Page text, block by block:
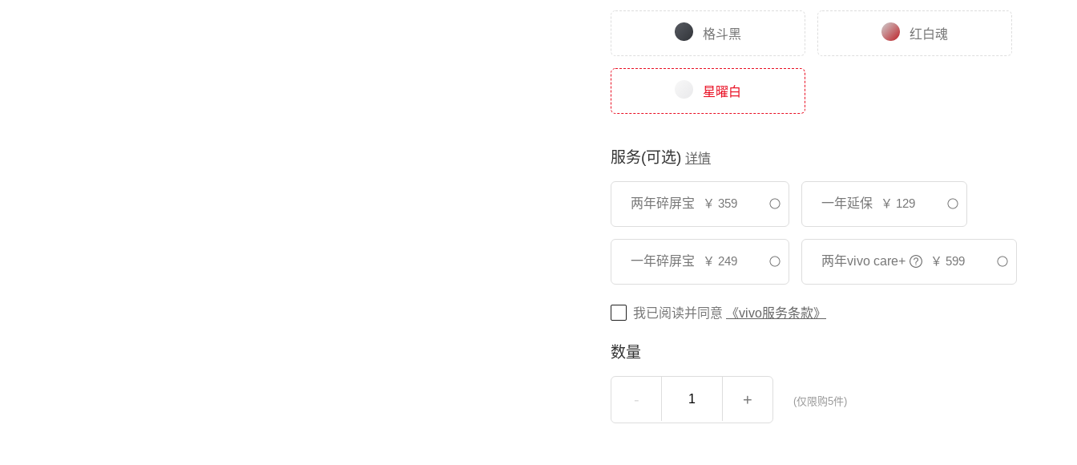
格斗黑 红白魂
星曜白
服务(可选) 详情
两年碎屏宝 ￥ 359 一年延保 ￥ 129
一年碎屏宝 ￥ 249 两年vivo care+ ￥ 599
我已阅读并同意 《vivo服务条款》
数量
- + (仅限购5件)